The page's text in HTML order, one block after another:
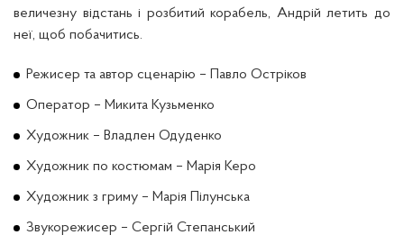
величезну відстань і розбитий корабель, Андрій летить до
неї, щоб побачитись.
Режисер та автор сценарію – Павло Остріков
Оператор – Микита Кузьменко
Художник – Владлен Одуденко
Художник по костюмам – Марія Керо
Художник з гриму – Марія Пілунська
Звукорежисер – Сергій Степанський